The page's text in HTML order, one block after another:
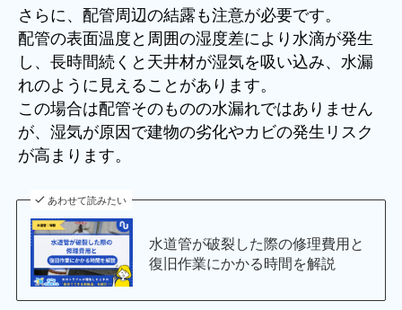
さらに、配管周辺の結露も注意が必要です。
配管の表面温度と周囲の湿度差により水滴が発生
し、長時間続くと天井材が湿気を吸い込み、水漏
れのように見えることがあります。
この場合は配管そのものの水漏れではありません
が、湿気が原因で建物の劣化やカビの発生リスク
が高まります。
あわせて読みたい
水道管が破裂した際の修理費用と
復旧作業にかかる時間を解説